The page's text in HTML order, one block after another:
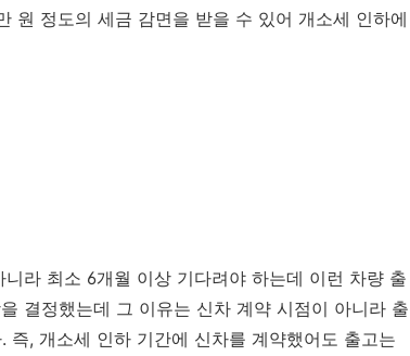
원 정도의 세금 감면을 받을 수 있어 개소세 인하에
라 최소 6개월 이상 기다려야 하는데 이런 차량 출
결정했는데 그 이유는 신차 계약 시점이 아니라 출
즉, 개소세 인하 기간에 신차를 계약했어도 출고는